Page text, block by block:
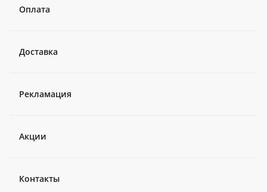
Оплата
Доставка
Рекламация
Акции
Контакты